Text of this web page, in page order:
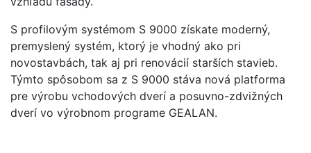
S profilovým systémom S 9000 získate moderný,
premyslený systém, ktorý je vhodný ako pri
novostavbách, tak aj pri renovácií starších stavieb.
Týmto spôsobom sa z S 9000 stáva nová platforma
pre výrobu vchodových dverí a posuvno-zdvižných
dverí vo výrobnom programe GEALAN.